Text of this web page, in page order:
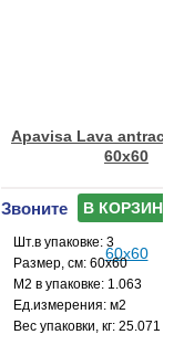
Apavisa Lava
60x60
Звоните В КОРЗИНУ
Шт.в упаковке: 3
Размер, см: 60x60
М2 в упаковке: 1.063
Ед.измерения: м2
Веc упаковки, кг: 25.071